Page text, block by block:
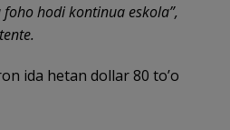
hodi kontinua eskola”,
ida hetan dollar 80 to’o